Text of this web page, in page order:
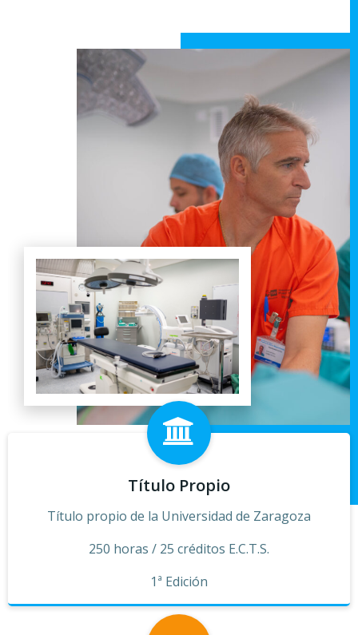
Título Propio
Título propio de la Universidad de Zaragoza
250 horas / 25 créditos E.C.T.S.
1ª Edición